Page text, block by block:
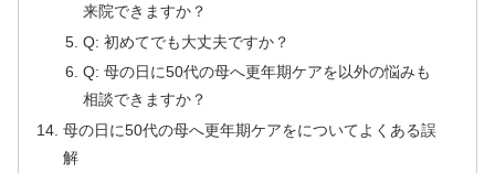
来院できますか？
Q: 初めてでも大丈夫ですか？
Q: 母の日に50代の母へ更年期ケアを以外の悩みも
相談できますか？
母の日に50代の母へ更年期ケアをについてよくある誤
解